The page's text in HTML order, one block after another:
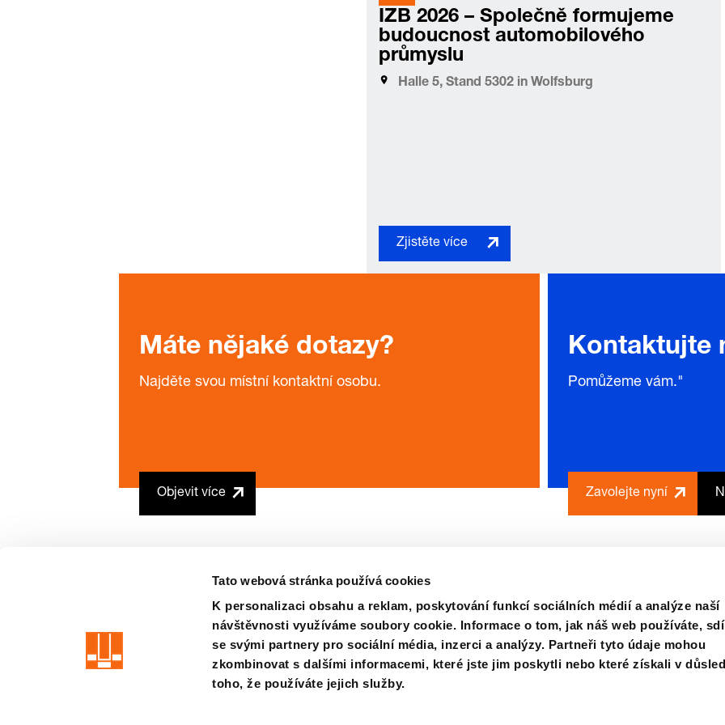
Tato webová stránka používá cookies
K personalizaci obsahu a reklam, poskytování funkcí sociálních médií a analýze naší
návštěvnosti využíváme soubory cookie. Informace o tom, jak náš web používáte,
se svými partnery pro sociální média, inzerci a analýzy. Partneři tyto údaje mohou
zkombinovat s dalšími informacemi, které jste jim poskytli nebo které získali v
toho, že používáte jejich služby.
IZB 2026 – Společně formujeme
budoucnost automobilového
průmyslu
Halle 5, Stand 5302 in Wolfsburg
Zjistěte více
Máte nějaké dotazy?
Najděte svou místní kontaktní osobu.
Objevit více
Kontaktujte
Pomůžeme vám."
Zavolejte nyní
odpovednost Systém pro oznamovatele